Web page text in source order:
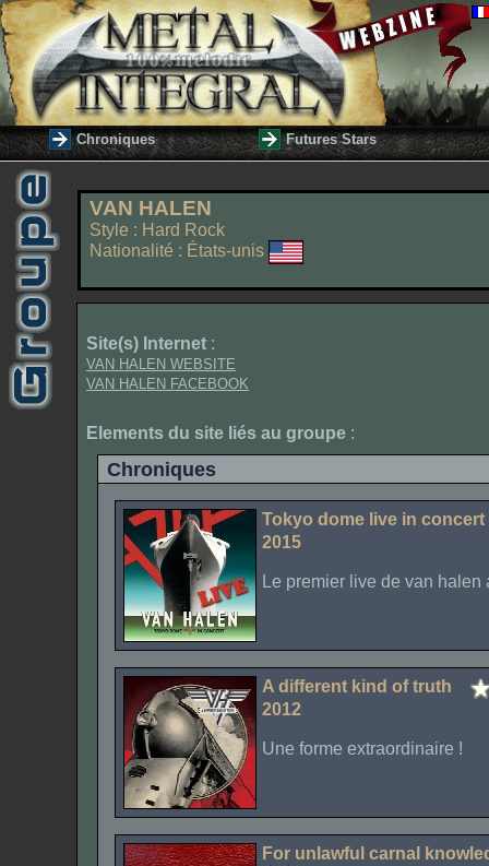
Chroniques Futures Stars
VAN HALEN
Style : Hard Rock
Nationalité : États-unis
Site(s) Internet :
VAN HALEN WEBSITE
VAN HALEN FACEBOOK
Elements du site liés au groupe :
Chroniques
Tokyo dome live in concert
2015
Le premier live de van
A different kind of truth
2012
Une forme extraordinaire !
For unlawful carnal